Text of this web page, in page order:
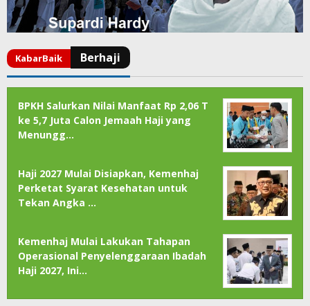
BPKH Salurkan Nilai Manfaat Rp 2,06 T
ke 5,7 Juta Calon Jemaah Haji yang
Menungg…
Haji 2027 Mulai Disiapkan, Kemenhaj
Perketat Syarat Kesehatan untuk
Tekan Angka …
Kemenhaj Mulai Lakukan Tahapan
Operasional Penyelenggaraan Ibadah
Haji 2027, Ini…